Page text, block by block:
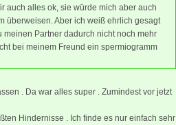
auch alles ok, sie würde mich aber auch
überweisen. Aber ich weiß ehrlich gesagt
meinen Partner dadurch nicht noch mehr
bei meinem Freund ein spermiogramm
. Da war alles super . Zumindest vor jetzt
Hindernisse . Ich finde es nur einfach sehr